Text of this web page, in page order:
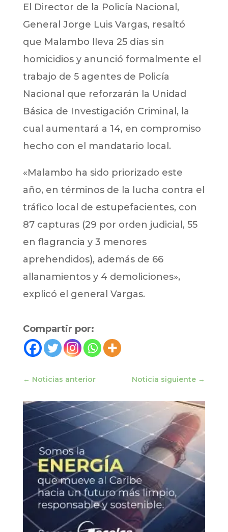
El Director de la Policía Nacional,
General Jorge Luis Vargas, resaltó
que Malambo lleva 25 días sin
homicidios y anunció formalmente el
trabajo de 5 agentes de Policía
Nacional que reforzarán la Unidad
Básica de Investigación Criminal, la
cual aumentará a 14, en compromiso
hecho con el mandatario local.
«Malambo ha sido priorizado este
año, en términos de la lucha contra el
tráfico local de estupefacientes, con
87 capturas (29 por orden judicial, 55
en flagrancia y 3 menores
aprehendidos), además de 66
allanamientos y 4 demoliciones»,
explicó el general Vargas.
Compartir por:
← Noticias anterior Noticia siguiente →